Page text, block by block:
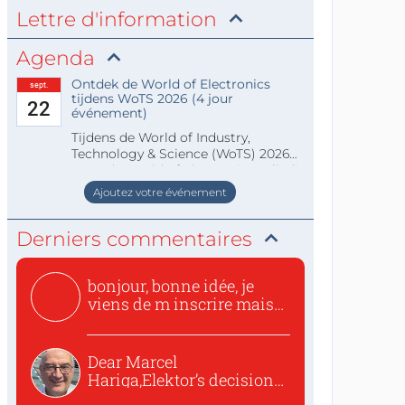
Lettre d'information
Agenda
sept.
22
Ontdek de World of Electronics
tijdens WoTS 2026 (4 jour
événement)
Tijdens de World of Industry,
Technology & Science (WoTS) 2026
staat de World of Electronics volledi
Ajoutez votre événement
Derniers commentaires
bonjour, bonne idée, je
viens de m inscrire mais
Dear Marcel
Hariga,Elektor’s decision